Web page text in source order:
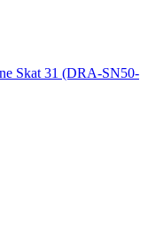
Skat 31 (DRA-SN50-